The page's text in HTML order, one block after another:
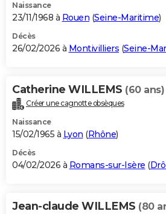
Naissance
23/11/1968 à Rouen (Seine-Maritime)
Décès
26/02/2026 à Montivilliers (Seine-
Catherine WILLEMS (60 ans)
Créer une cagnotte obsèques
Naissance
15/02/1965 à Lyon (Rhône)
Décès
04/02/2026 à Romans-sur-Isère (
Jean-claude WILLEMS (80